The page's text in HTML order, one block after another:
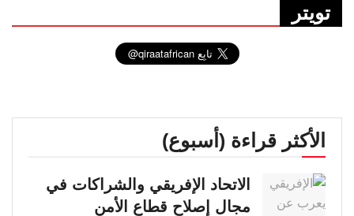
تويتر
الأكثر قراءة (أسبوع)
الاتحاد الإفريقي والشراكات في
مجال إصلاح قطاع الأمن